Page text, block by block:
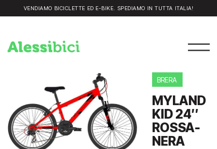
VENDIAMO BICICLETTE ED E-BIKE. SPEDIAMO IN TUTTA ITALIA!
BRERA
MYLAND
KID 24″
ROSSA-
NERA